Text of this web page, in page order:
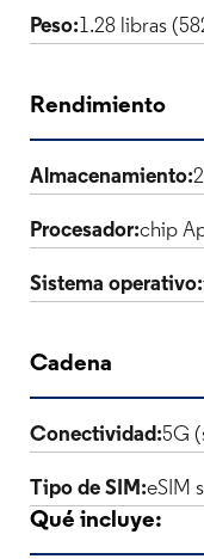
Peso:1.28 libras
Rendimiento
Almacenamiento:
Procesador:chip
Sistema operativo:
Cadena
Conectividad:5G
Tipo de SIM:eSIM
Qué incluye: